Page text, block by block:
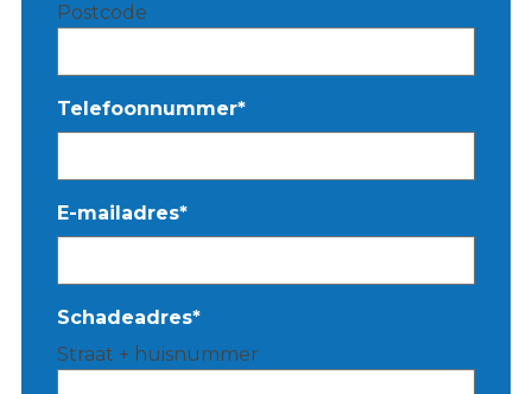
Postcode
Telefoonnummer*
E-mailadres*
Schadeadres*
Straat + huisnummer